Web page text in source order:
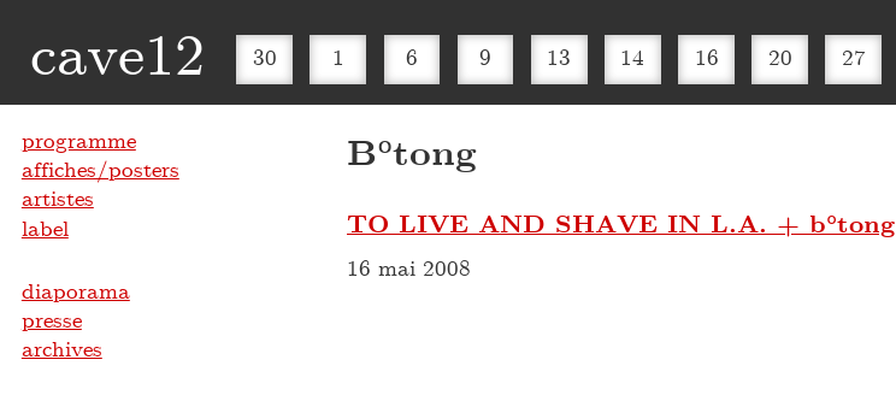
cave12 30 1 6 9 13 14 16 20 27
B°tong
TO LIVE AND SHAVE IN L.A. + b°tong
16 mai 2008
programme
affiches/posters
artistes
label
diaporama
presse
archives